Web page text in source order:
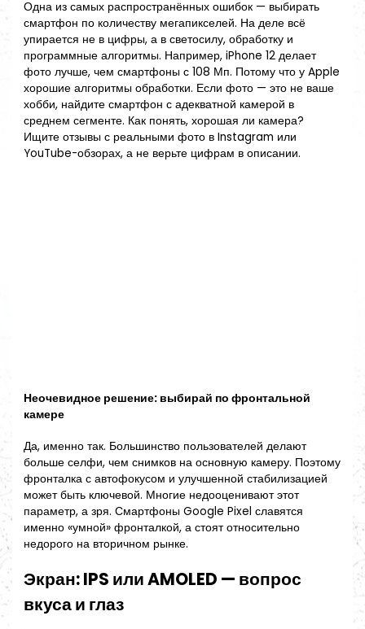
Одна из самых распространённых ошибок — выбирать
смартфон по количеству мегапикселей. На деле всё
упирается не в цифры, а в светосилу, обработку и
программные алгоритмы. Например, iPhone 12 делает
фото лучше, чем смартфоны с 108 Мп. Потому что у Apple
хорошие алгоритмы обработки. Если фото — это не ваше
хобби, найдите смартфон с адекватной камерой в
среднем сегменте. Как понять, хорошая ли камера?
Ищите отзывы с реальными фото в Instagram или
YouTube-обзорах, а не верьте цифрам в описании.
Неочевидное решение: выбирай по фронтальной
камере
Да, именно так. Большинство пользователей делают
больше селфи, чем снимков на основную камеру. Поэтому
фронталка с автофокусом и улучшенной стабилизацией
может быть ключевой. Многие недооценивают этот
параметр, а зря. Смартфоны Google Pixel славятся
именно «умной» фронталкой, а стоят относительно
недорого на вторичном рынке.
Экран: IPS или AMOLED — вопрос
вкуса и глаз